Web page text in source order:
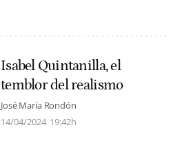
Isabel Quintanilla, el
temblor del realismo
José María Rondón
14/04/2024 19:42h